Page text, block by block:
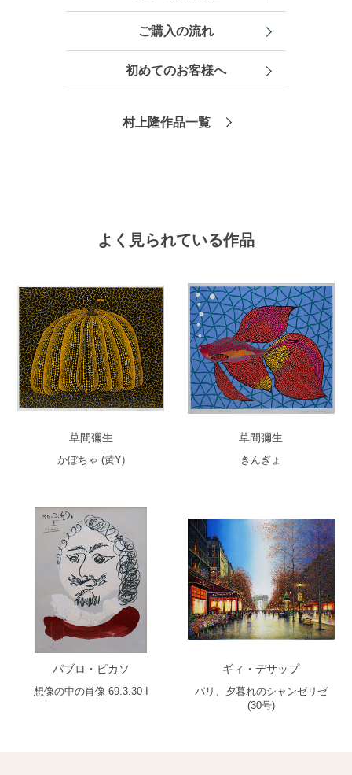
ご購入の流れ
初めてのお客様へ
村上隆作品一覧
よく見られている作品
草間彌生
かぼちゃ (黄Y)
草間彌生
きんぎょ
パブロ・ピカソ
想像の中の肖像 69.3.30 I
ギィ・デサップ
パリ、夕暮れのシャンゼリゼ
(30号)